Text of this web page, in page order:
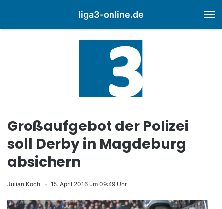
liga3-online.de
Großaufgebot der Polizei
soll Derby in Magdeburg
absichern
Julian Koch 15. April 2016 um 09:49 Uhr